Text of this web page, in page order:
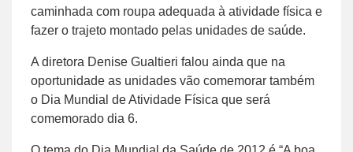
caminhada com roupa adequada à atividade física e
fazer o trajeto montado pelas unidades de saúde.
A diretora Denise Gualtieri falou ainda que na
oportunidade as unidades vão comemorar também
o Dia Mundial de Atividade Física que será
comemorado dia 6.